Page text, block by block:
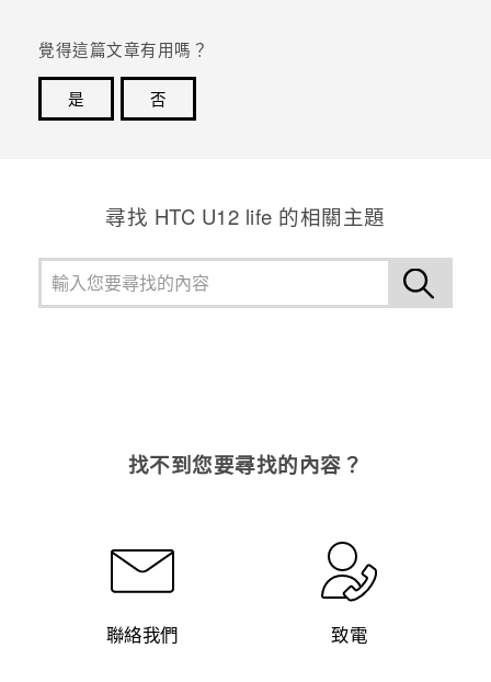
覺得這篇文章有用嗎？
是
否
尋找 HTC U12 life 的相關主題
找不到您要尋找的內容？
聯絡我們 致電